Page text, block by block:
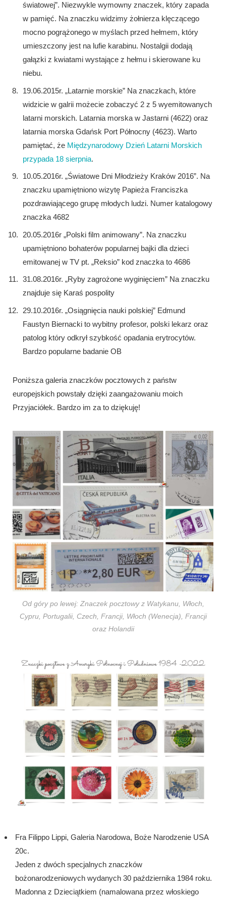
światowej”. Niezwykle wymowny znaczek, który zapada
w pamięć. Na znaczku widzimy żołnierza klęczącego
mocno pogrążonego w myślach przed hełmem, który
umieszczony jest na lufie karabinu. Nostalgii dodają
gałązki z kwiatami wystające z hełmu i skierowane ku
niebu.
19.06.2015r. „Latarnie morskie” Na znaczkach, które
widzicie w galrii możecie zobaczyć 2 z 5 wyemitowanych
latarni morskich. Latarnia morska w Jastarni (4622) oraz
latarnia morska Gdańsk Port Północny (4623). Warto
pamiętać, że Międzynarodowy Dzień Latarni Morskich
przypada 18 sierpnia.
10.05.2016r. „Światowe Dni Młodzieży Kraków 2016”. Na
znaczku upamiętniono wizytę Papieża Franciszka
pozdrawiającego grupę młodych ludzi. Numer katalogowy
znaczka 4682
20.05.2016r „Polski film animowany”. Na znaczku
upamiętniono bohaterów popularnej bajki dla dzieci
emitowanej w TV pt. „Reksio” kod znaczka to 4686
31.08.2016r. „Ryby zagrożone wyginięciem” Na znaczku
znajduje się Karaś pospolity
29.10.2016r. „Osiągnięcia nauki polskiej” Edmund
Faustyn Biernacki to wybitny profesor, polski lekarz oraz
patolog który odkrył szybkość opadania erytrocytów.
Bardzo popularne badanie OB
Poniższa galeria znaczków pocztowych z państw
europejskich powstały dzięki zaangażowaniu moich
Przyjaciółek. Bardzo im za to dziękuję!
Od góry po lewej: Znaczek pocztowy z Watykanu, Włoch,
Cypru, Portugalii, Czech, Francji, Włoch (Wenecja), Francji
oraz Holandii
Fra Filippo Lippi, Galeria Narodowa, Boże Narodzenie USA
20c.
Jeden z dwóch specjalnych znaczków
bożonarodzeniowych wydanych 30 października 1984 roku.
Madonna z Dzieciątkiem (namalowana przez włoskiego